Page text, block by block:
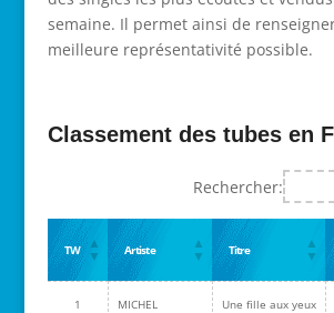
semaine. Il permet ainsi de
meilleure représentativité possible.
Classement des tubes en
Rechercher:
TW Artiste Titre
1
MICHEL
Une fille aux yeux